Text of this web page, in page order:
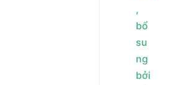
,
bổ
su
ng
bởi